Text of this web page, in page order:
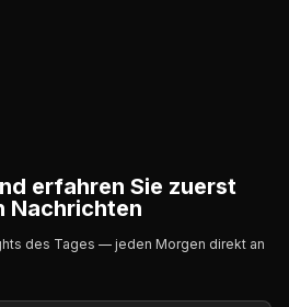
erfahren Sie zuerst
Nachrichten
des Tages — jeden Morgen direkt an